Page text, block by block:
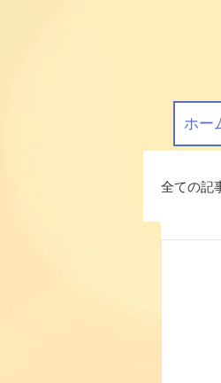
ホー
全ての記